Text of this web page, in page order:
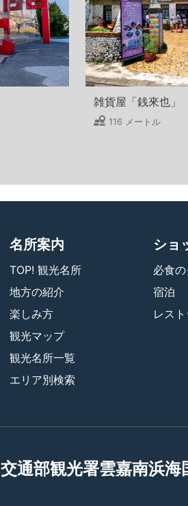
雑貨屋「銭來也」
116 メートル
名所案内
TOP! 観光名所
地方の紹介
楽しみ方
観光マップ
観光名所一覧
エリア別検索
ショ
必食
宿泊
レス
交通部観光署雲嘉南浜海